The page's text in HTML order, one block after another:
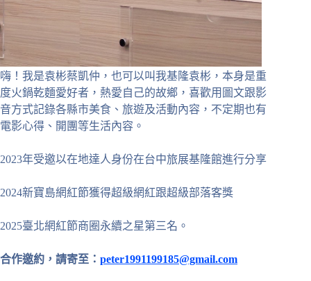
嗨！我是袁彬蔡凱仲，也可以叫我基隆袁彬，本身是重
度火鍋乾麵愛好者，熱愛自己的故鄉，喜歡用圖文跟影
音方式記錄各縣市美食、旅遊及活動內容，不定期也有
電影心得、開團等生活內容。
2023年受邀以在地達人身份在台中旅展基隆館進行分享
2024新寶島網紅節獲得超級網紅跟超級部落客獎
2025臺北網紅節商圈永續之星第三名。
合作邀約，請寄至： peter1991199185@gmail.com